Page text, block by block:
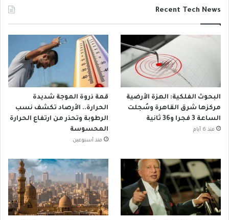
Recent Tech News
البحوث الفلكية: الهزة الأرضية
مركزها شرق القاهرة وسُجلت
الساعة 3 فجرا و36 ثانية
منذ 6 أيام
قمة ذروة الموجة شديدة
الحرارة.. الأرصاد تكشف نسب
الرطوبة وتحذر من ارتفاع الحرارة
المحسوسة
منذ أسبوعين